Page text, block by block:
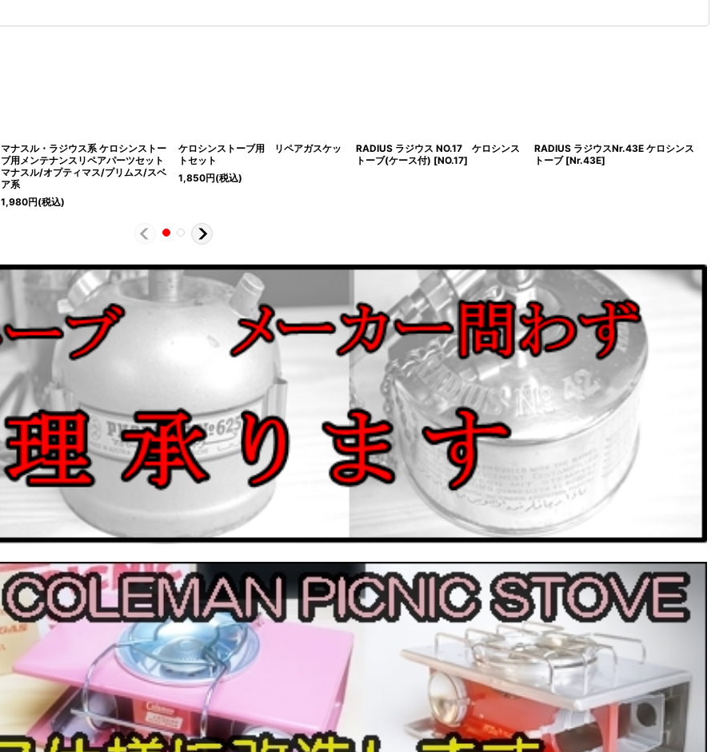
マナスル・ラジウス系 ケロシンストー
ブ用メンテナンスリペアパーツセット
マナスル/オプティマス/プリムス/スベ
ア系
1,980円(税込)
ケロシンストーブ用 リペアガスケッ
トセット
1,850円(税込)
RADIUS ラジウス NO.17 ケロシンス
トーブ(ケース付) [NO.17]
RADIUS ラジウスNr.43E ケロシンス
トーブ [Nr.43E]